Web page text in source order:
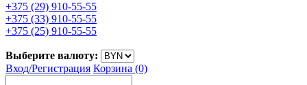
+375 (29) 910-55-55
+375 (33) 910-55-55
+375 (25) 910-55-55
Выберите валюту:
Вход/Регистрация Корзина (0)